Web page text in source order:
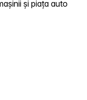
și piața auto